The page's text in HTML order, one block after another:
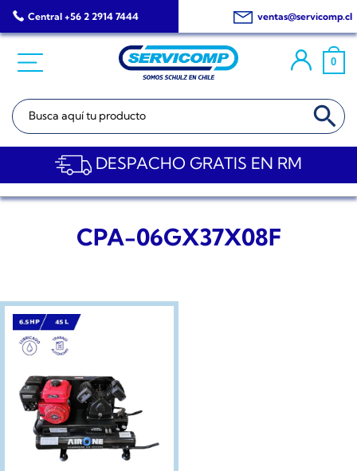
Saltar
al
Central +56 2 2914 7444 ventas@servicomp.cl
0
Buscar: BOTÓN DE
DESPACHO GRATIS EN RM
CPA-06GX37X08F